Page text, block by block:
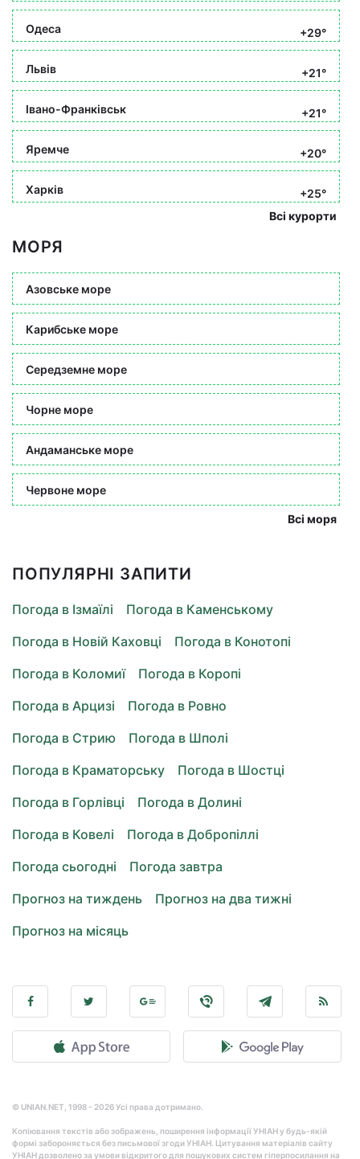
Одеса +29°
Львів +21°
Івано-Франківськ +21°
Яремче +20°
Харків
+25°
Всі курорти
МОРЯ
Азовське море
Карибське море
Середземне море
Чорне море
Андаманське море
Червоне море
Всі моря
ПОПУЛЯРНІ ЗАПИТИ
Погода в Ізмаїлі
Погода в Каменському
Погода в Новій Каховці
Погода в Конотопі
Погода в Коломиї
Погода в Коропі
Погода в Арцизі
Погода в Ровно
Погода в Стрию
Погода в Шполі
Погода в Краматорську
Погода в Шостці
Погода в Горлівці
Погода в Долині
Погода в Ковелі
Погода в Добропіллі
Погода сьогодні
Погода завтра
Прогноз на тиждень
Прогноз на два тижні
Прогноз на місяць
© UNIAN.NET, 1998 - 2026 Усі права дотримано.
Копіювання текстів або зображень, поширення інформації УНІАН у будь-якій
формі забороняється без письмової згоди УНІАН. Цитування матеріалів сайту
УНІАН дозволено за умови відкритого для пошукових систем гіперпосилання на